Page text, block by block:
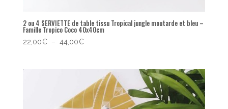
2 ou 4 SERVIETTE de table tissu Tropical jungle moutarde et bleu –
Famille Tropico Coco 40x40cm
22,00€ – 44,00€Plage
22,00€
à
44,00€